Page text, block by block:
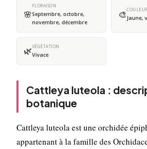
🌸
FLORAISON
Septembre, octobre,
novembre, décembre
🎨COULEUR
Jaune,
🌿VÉGÉTATION
Vivace
Cattleya luteola :
botanique
Cattleya luteola est une orchidée
appartenant à la famille des